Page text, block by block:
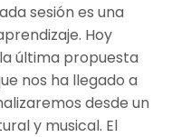
sesión es una
Hoy
última propuesta
nos ha llegado a
desde un
y musical. El